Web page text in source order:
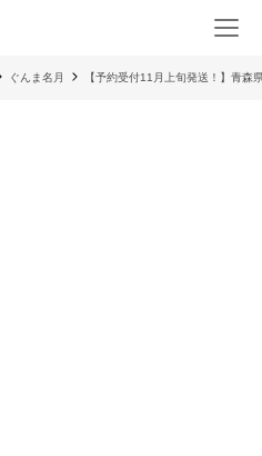
ぐんま名月 【予約受付11月上旬発送！】青